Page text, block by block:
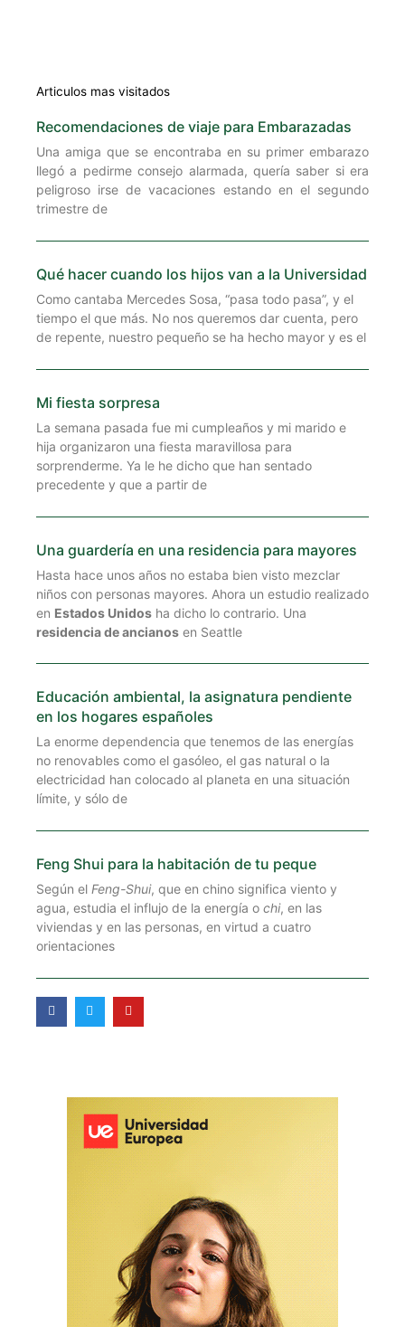
Articulos mas visitados
Recomendaciones de viaje para Embarazadas
Una amiga que se encontraba en su primer embarazo
llegó a pedirme consejo alarmada, quería saber si era
peligroso irse de vacaciones estando en el segundo
trimestre de
Qué hacer cuando los hijos van a la Universidad
Como cantaba Mercedes Sosa, “pasa todo pasa”, y el
tiempo el que más. No nos queremos dar cuenta, pero
de repente, nuestro pequeño se ha hecho mayor y es el
Mi fiesta sorpresa
La semana pasada fue mi cumpleaños y mi marido e
hija organizaron una fiesta maravillosa para
sorprenderme. Ya le he dicho que han sentado
precedente y que a partir de
Una guardería en una residencia para mayores
Hasta hace unos años no estaba bien visto mezclar
niños con personas mayores. Ahora un estudio realizado
en Estados Unidos ha dicho lo contrario. Una
residencia de ancianos en Seattle
Educación ambiental, la asignatura pendiente
en los hogares españoles
La enorme dependencia que tenemos de las energías
no renovables como el gasóleo, el gas natural o la
electricidad han colocado al planeta en una situación
límite, y sólo de
Feng Shui para la habitación de tu peque
Según el Feng-Shui, que en chino significa viento y
agua, estudia el influjo de la energía o chi, en las
viviendas y en las personas, en virtud a cuatro
orientaciones
F
a
c
T
w
i
Y
o
u